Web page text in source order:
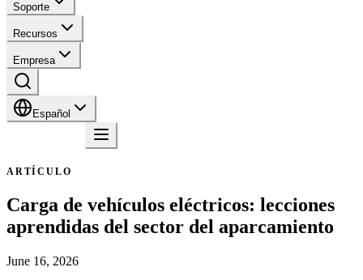
Soporte
Recursos
Empresa
Español
ARTÍCULO
Carga de vehículos eléctricos: lecciones
aprendidas del sector del aparcamiento
June 16, 2026